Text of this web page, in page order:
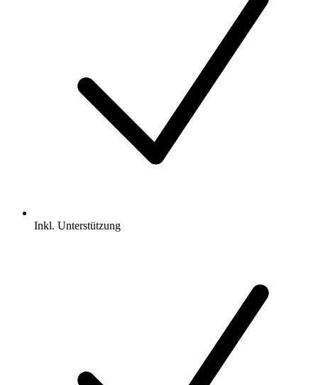
Inkl. Unterstützung